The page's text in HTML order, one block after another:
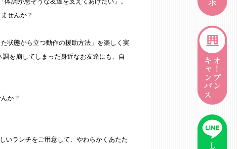
せんか？
状態から立つ動作の援助方法」を楽しく実
を崩してしまった身近なお友達にも、自
か？
いランチをご用意して、やわらかくあたた